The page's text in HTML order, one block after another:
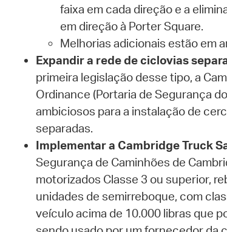
faixa em cada direção e a
em direção à Porter Square.
Melhorias adicionais estão em
Expandir a rede de ciclovias
primeira legislação desse tipo, a
Ordinance (Portaria de Segurança
ambiciosos para a instalação de
separadas.
Implementar a Cambridge Truck
Segurança de Caminhões de
motorizados Classe 3 ou superior,
unidades de semirreboque, com
veículo acima de 10.000 libras que